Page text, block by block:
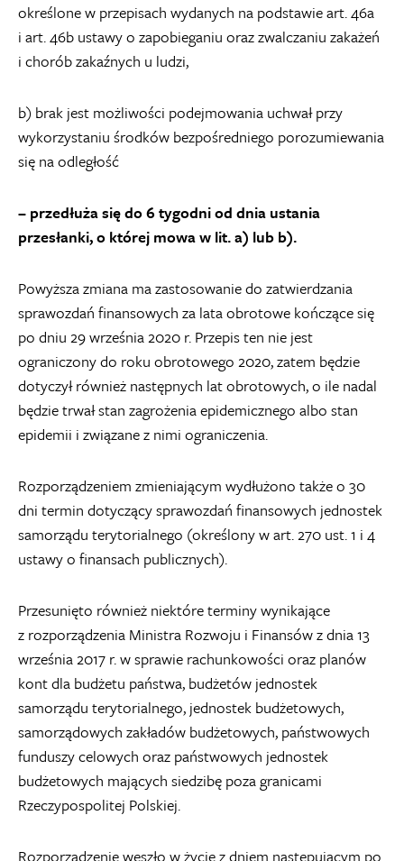
określone w przepisach wydanych na podstawie art. 46a
i art. 46b ustawy o zapobieganiu oraz zwalczaniu zakażeń
i chorób zakaźnych u ludzi,
b) brak jest możliwości podejmowania uchwał przy
wykorzystaniu środków bezpośredniego porozumiewania
się na odległość
– przedłuża się do 6 tygodni od dnia ustania
przesłanki, o której mowa w lit. a) lub b).
Powyższa zmiana ma zastosowanie do zatwierdzania
sprawozdań finansowych za lata obrotowe kończące się
po dniu 29 września 2020 r. Przepis ten nie jest
ograniczony do roku obrotowego 2020, zatem będzie
dotyczył również następnych lat obrotowych, o ile nadal
będzie trwał stan zagrożenia epidemicznego albo stan
epidemii i związane z nimi ograniczenia.
Rozporządzeniem zmieniającym wydłużono także o 30
dni termin dotyczący sprawozdań finansowych jednostek
samorządu terytorialnego (określony w art. 270 ust. 1 i 4
ustawy o finansach publicznych).
Przesunięto również niektóre terminy wynikające
z rozporządzenia Ministra Rozwoju i Finansów z dnia 13
września 2017 r. w sprawie rachunkowości oraz planów
kont dla budżetu państwa, budżetów jednostek
samorządu terytorialnego, jednostek budżetowych,
samorządowych zakładów budżetowych, państwowych
funduszy celowych oraz państwowych jednostek
budżetowych mających siedzibę poza granicami
Rzeczypospolitej Polskiej.
Rozporządzenie weszło w życie z dniem następującym po